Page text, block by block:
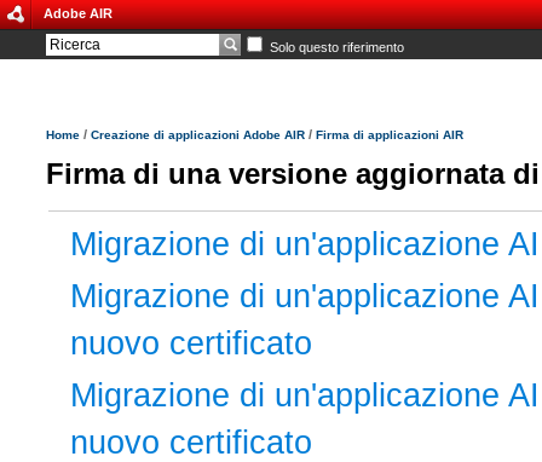
Adobe AIR
Solo questo riferimento
Home / Creazione di applicazioni Adobe AIR / Firma di applicazioni AIR
Firma di una versione aggiornata
Migrazione di un'applicazione
Migrazione di un'applicazione
nuovo certificato
Migrazione di un'applicazione
nuovo certificato